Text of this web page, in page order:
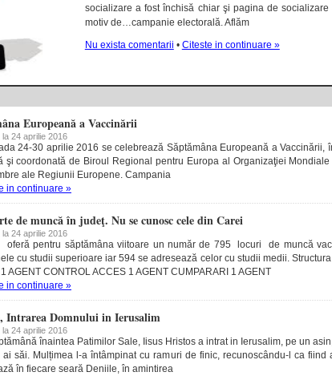
socializare a fost închisă chiar şi pagina de
motiv de…campanie electorală. Aflăm
Nu exista comentarii • Citeste in continuare »
Europeană a Vaccinării
la 24 aprilie 2016
24-30 aprilie 2016 se celebrează Săptămâna Europeană a Vaccinării,
şi coordonată de Biroul Regional pentru Europa al Organizaţiei Mondiale
ale Regiunii Europene. Campania
in continuare »
de muncă în judeţ. Nu se cunosc cele din Carei
la 24 aprilie 2016
oferă pentru săptămâna viitoare un număr de 795 locuri de muncă
cu studii superioare iar 594 se adresează celor cu studii medii.
AGENT CONTROL ACCES 1 AGENT CUMPARARI 1 AGENT
in continuare »
Intrarea Domnului in Ierusalim
la 24 aprilie 2016
înaintea Patimilor Sale, Iisus Hristos a intrat in Ierusalim, pe un
ai săi. Mulțimea l-a întâmpinat cu ramuri de finic, recunoscându-l ca fiind
în fiecare seară Deniile, în amintirea